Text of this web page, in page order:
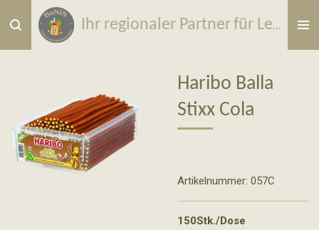
Hauptinhalt
springen
Ihr regionaler Partnerfür Lebensmittel & Wurfmaterial
Haribo Balla
Stixx Cola
Artikelnummer: 057C
150Stk./Dose